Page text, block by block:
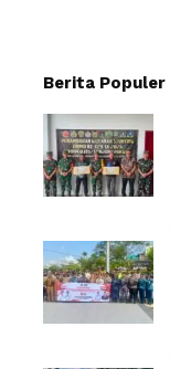
Berita Populer